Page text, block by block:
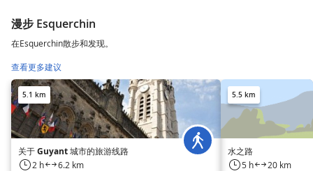
漫步 Esquerchin
在Esquerchin散步和发现。
查看更多建议
5.1 km
关于 Guyant 城市的旅游线路
2 h 6.2 km
5.5 km
水之路
5 h 20 km